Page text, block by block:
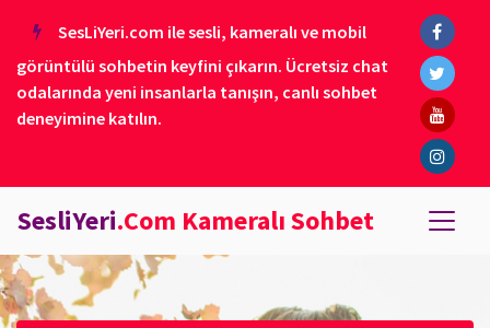
SesLiYeri.com ile sesli, kameralı ve mobil
görüntülü sohbetin keyfini çıkarın. Ücretsiz chat
odalarında yeni insanlarla tanışın, canlı sohbet
deneyimine katılın.
SesliYeri.Com Kameralı Sohbet